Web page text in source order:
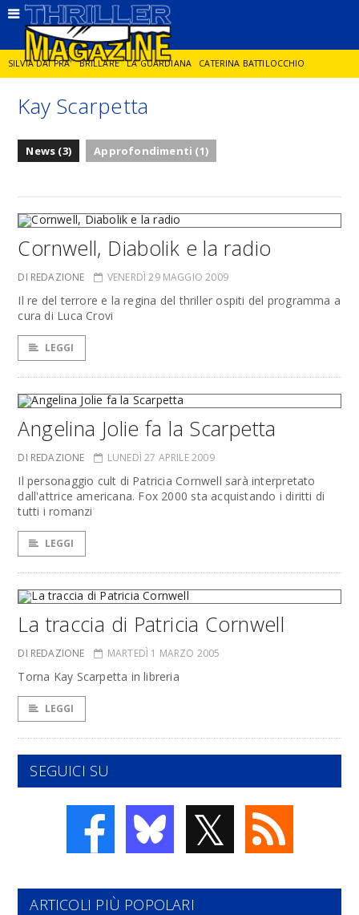
SILVIA DAI PRA' BRILLARE LA GUARDIANA CATERINA BATTILOCCHIO
JORGE DIAZ LA SPIA DELITTO IN CORNICE
Kay Scarpetta
News (3) Approfondimenti (1)
Cornwell, Diabolik e la radio
DI REDAZIONE VENERDÌ 29 MAGGIO 2009
Il re del terrore e la regina del thriller ospiti del programma a
cura di Luca Crovi
LEGGI
Angelina Jolie fa la Scarpetta
DI REDAZIONE LUNEDÌ 27 APRILE 2009
Il personaggio cult di Patricia Cornwell sarà interpretato
dall'attrice americana. Fox 2000 sta acquistando i diritti di
tutti i romanzi
LEGGI
La traccia di Patricia Cornwell
DI REDAZIONE MARTEDÌ 1 MARZO 2005
Torna Kay Scarpetta in libreria
LEGGI
SEGUICI SU
𝕏
ARTICOLI PIÙ POPOLARI